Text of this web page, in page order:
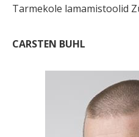
Tarmekole lamamistoolid
CARSTEN BUHL